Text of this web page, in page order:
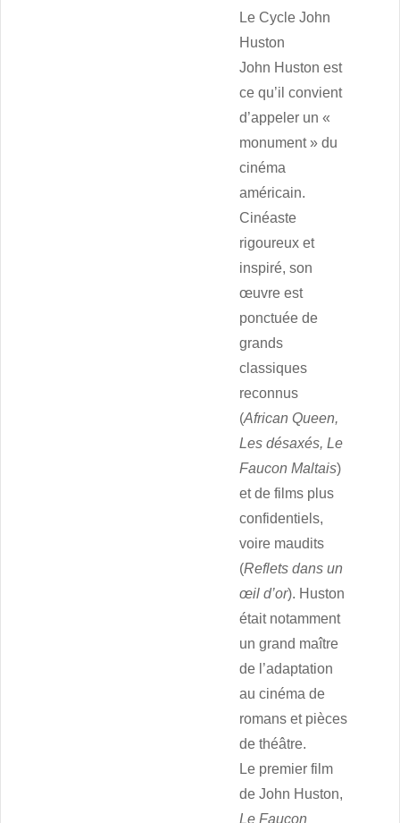
Le Cycle John
Huston
John Huston est
ce qu’il convient
d’appeler un «
monument » du
cinéma
américain.
Cinéaste
rigoureux et
inspiré, son
œuvre est
ponctuée de
grands
classiques
reconnus
(African Queen,
Les désaxés,Le
Faucon Maltais)
et de films plus
confidentiels,
voire maudits
(Reflets dans un
œil d’or). Huston
était notamment
un grand maître
de l’adaptation
au cinéma de
romans et pièces
de théâtre.
Le premier film
de John Huston,
Le Faucon